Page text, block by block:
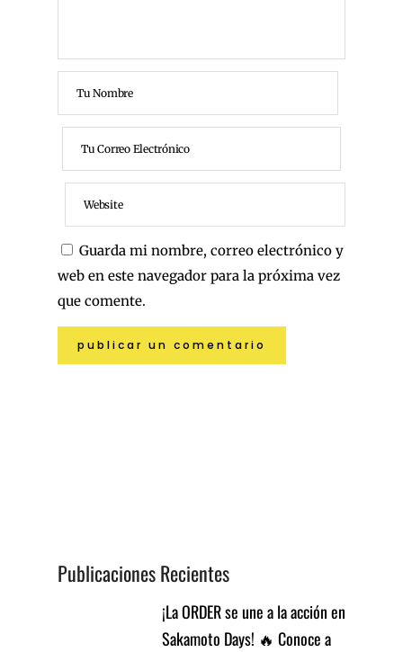
Guarda mi nombre, correo electrónico y
web en este navegador para la próxima vez
que comente.
Publicaciones Recientes
¡La ORDER se une a la acción en
Sakamoto Days! 🔥 Conoce a